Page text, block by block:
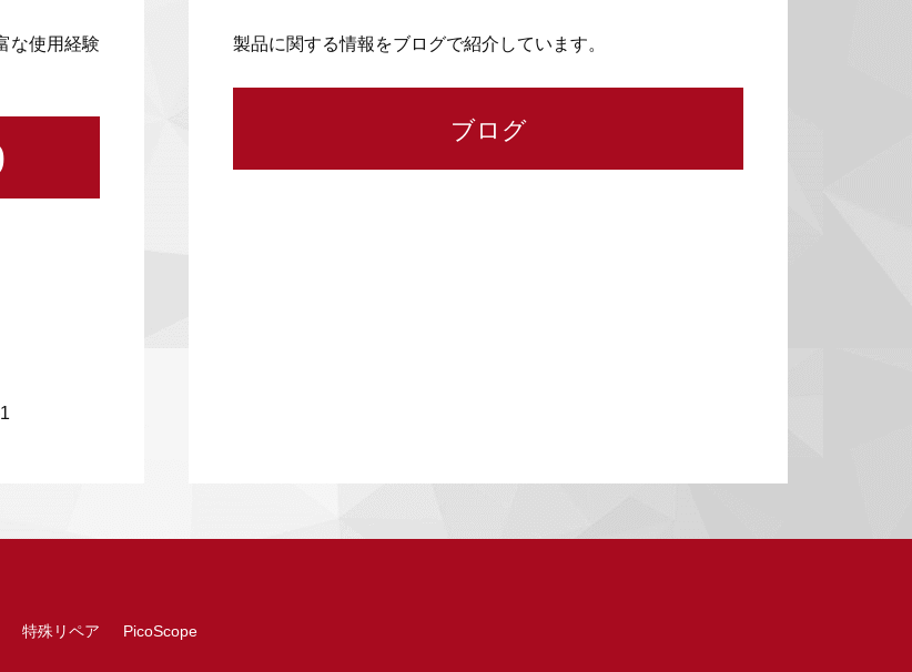
な使用経験
製品に関する情報をブログで紹介しています。
ブログ
特殊リペア PicoScope